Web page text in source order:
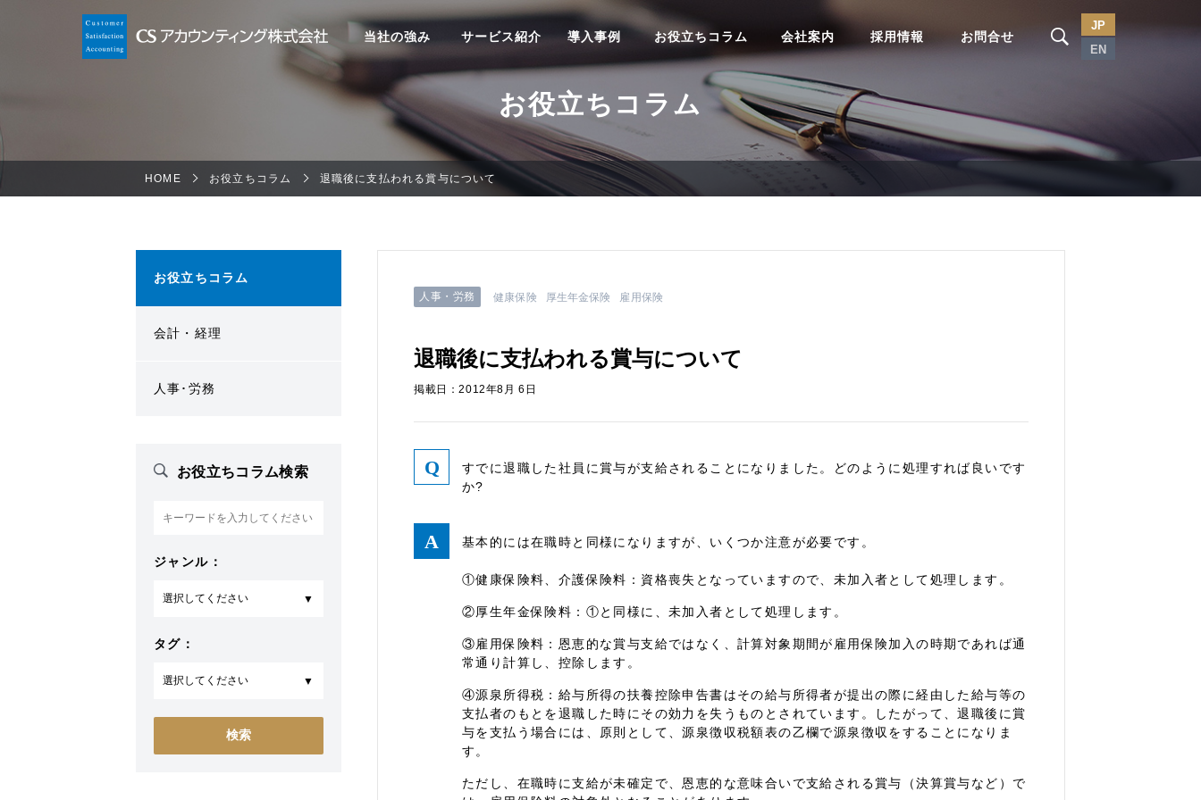
当社の強み サービス紹介 導入事例 お役立ちコラム 会社案内 採用情報 お問合せ
JP
EN
お役立ちコラム
HOME お役立ちコラム 退職後に支払われる賞与について
お役立ちコラム
会計・経理
人事･労務
お役立ちコラム検索
ジャンル：
タグ：
人事・労務 健康保険 厚生年金保険 雇用保険
退職後に支払われる賞与について
掲載日：2012年8月 6日
すでに退職した社員に賞与が支給されることになりました。どのように処理すれば良いです
か?
基本的には在職時と同様になりますが、いくつか注意が必要です。
①健康保険料、介護保険料：資格喪失となっていますので、未加入者として処理します。
②厚生年金保険料：①と同様に、未加入者として処理します。
③雇用保険料：恩恵的な賞与支給ではなく、計算対象期間が雇用保険加入の時期であれば通
常通り計算し、控除します。
④源泉所得税：給与所得の扶養控除申告書はその給与所得者が提出の際に経由した給与等の
支払者のもとを退職した時にその効力を失うものとされています。したがって、退職後に賞
与を支払う場合には、原則として、源泉徴収税額表の乙欄で源泉徴収をすることになりま
す。
ただし、在職時に支給が未確定で、恩恵的な意味合いで支給される賞与（決算賞与など）で